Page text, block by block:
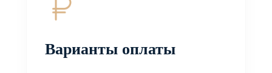
Варианты оплаты